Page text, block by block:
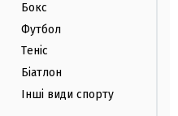
Бокс
Футбол
Теніс
Біатлон
Інші види спорту